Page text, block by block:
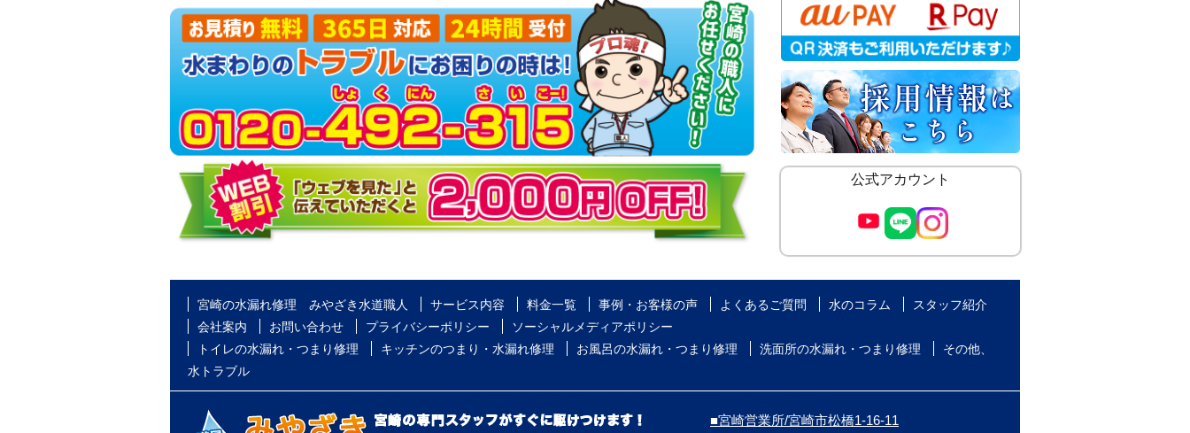
公式アカウント
宮崎の水漏れ修理 みやざき水道職人 サービス内容 料金一覧 事例・お客様の声 よくあるご質問 水のコラム
スタッフ紹介
会社案内
お問い合わせ プライバシーポリシー
ソーシャルメディアポリシー
トイレの水漏れ・つまり修理
キッチンのつまり・水漏れ修理 お風呂の水漏れ・つまり修理 洗面所の水漏れ・つまり修理
その他、
水トラブル
■宮崎営業所/宮崎市松橋1-16-11